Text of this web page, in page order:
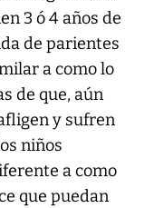
3 ó 4 años de
de parientes
a como lo
de que, aún
y sufren
niños
a como
que puedan